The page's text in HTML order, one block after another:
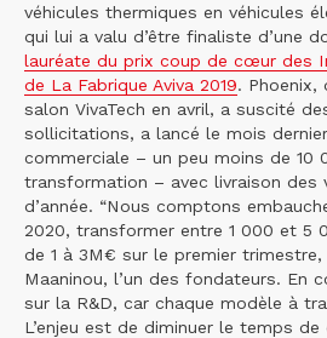
véhicules thermiques en véhicules
qui lui a valu d’être finaliste d’une
lauréate du prix coup de cœur des
de La Fabrique Aviva 2019. Phoenix,
salon VivaTech en avril, a suscité
sollicitations, a lancé le mois
commerciale – un peu moins de 10
transformation – avec livraison des
d’année. “Nous comptons
2020, transformer entre 1 000 et 5
de 1 à 3M€ sur le premier trimestre,
Maaninou, l’un des fondateurs. En
sur la R&D, car chaque modèle à
L’enjeu est de diminuer le temps de